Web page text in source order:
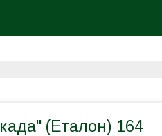
(Еталон) 164